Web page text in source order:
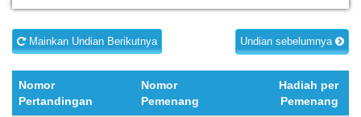
Mainkan Undian Berikutnya Undian sebelumnya
Nomor
Pertandingan
Nomor
Pemenang
Hadiah per
Pemenang